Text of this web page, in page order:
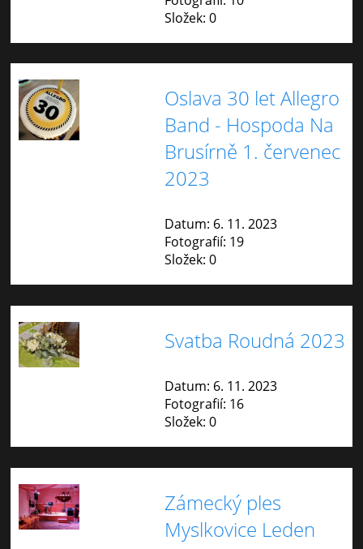
Složek: 0
Oslava 30 let Allegro
Band - Hospoda Na
Brusírně 1. červenec
2023
Datum: 6. 11. 2023
Fotografií: 19
Složek: 0
Svatba Roudná 2023
Datum: 6. 11. 2023
Fotografií: 16
Složek: 0
Zámecký ples
Myslkovice Leden